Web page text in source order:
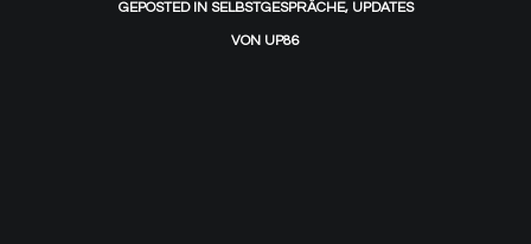
GEPOSTED IN SELBSTGESPRÄCHE, UPDATES
VON UP86